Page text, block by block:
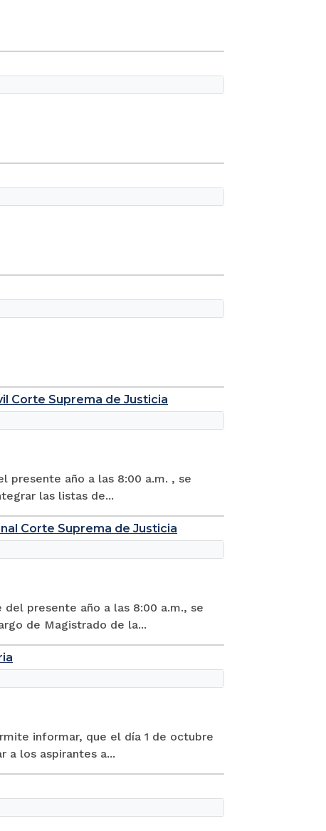
Corte Suprema de Justicia
presente año a las 8:00 a.m. , se
las listas de...
Corte Suprema de Justicia
presente año a las 8:00 a.m., se
de Magistrado de la...
informar, que el día 1 de octubre
a los aspirantes a...